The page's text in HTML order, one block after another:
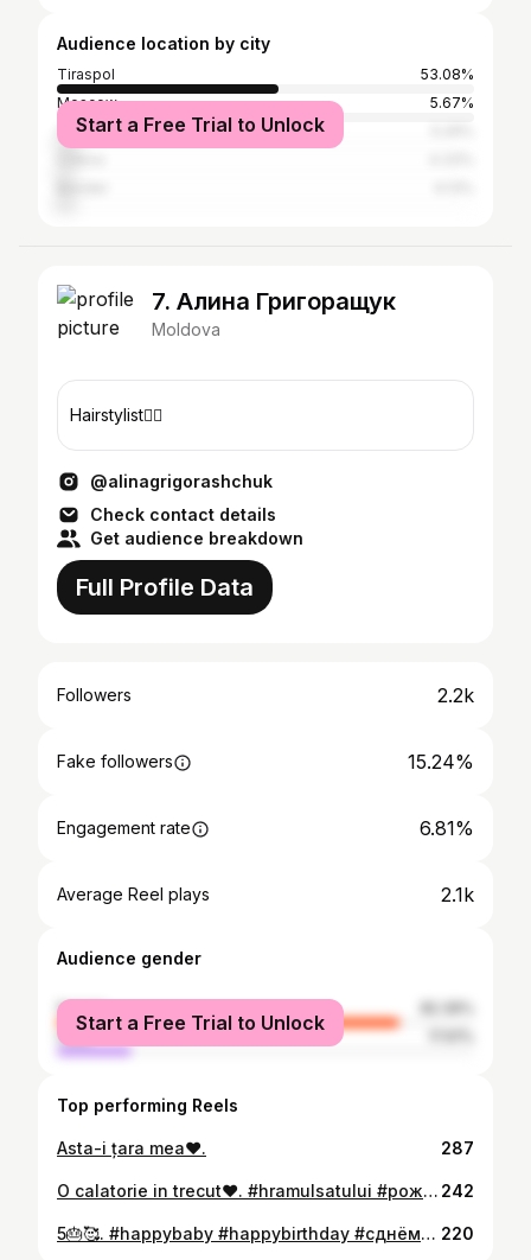
Audience location by city
Tiraspol
53.08%
Moscow
5.67%
Chișinău
Start a Free Trial to Unlock
7. Алина Григоращук
Moldova
Hairstylist💇‍♀️
@alinagrigorashchuk
Check contact details
Get audience breakdown
Full Profile Data
Followers 2.2k
Fake followers 15.24%
Engagement rate 6.81%
Average Reel plays 2.1k
Audience gender
female
male
Start a Free Trial to Unlock
Top performing Reels
Asta-i țara mea❤️. 287
O calatorie in trecut❤️. #hramulsatului #рождествопресвятойбогородицы 242
5🎂🥰. #happybaby #happybirthday #сднёмрождения #lamultiani 220